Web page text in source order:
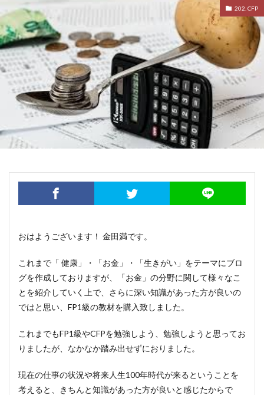
202. CFP
おはようございます！ 金田満です。
これまで「 健康」・「お金」・「生きがい」をテーマにブロ
グを作成しておりますが、「お金」の分野に関して様々なこ
とを紹介していく上で、さらに深い知識があった方が良いの
ではと思い、FP1級の教材を購入致しました。
これまでもFP1級やCFPを勉強しよう、勉強しようと思ってお
りましたが、なかなか踏み出せずにおりました。
現在の仕事の状況や将来人生100年時代が来るということを
考えると、きちんと知識があった方が良いと感じたからで